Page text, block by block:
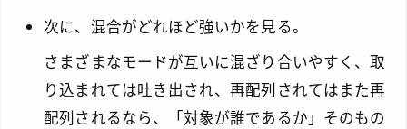
次に、混合がどれほど強いかを見る。
さまざまなモードが互いに混ざり合いやすく、取
り込まれては吐き出され、再配列されてはまた再
配列されるなら、「対象が誰であるか」そのもの